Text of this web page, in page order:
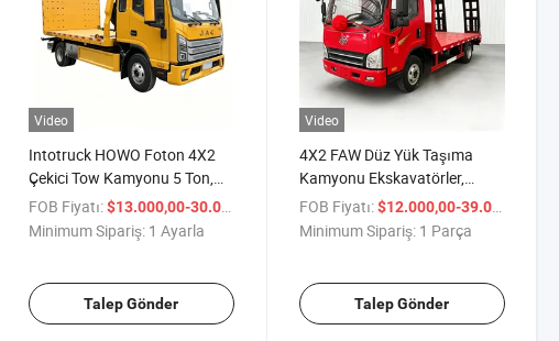
/ Parça
Video
Intotruck HOWO Foton 4X2
Çekici Tow Kamyonu 5 Ton,
JAC Kurtarma Kamyonu Düz
Yataklı, 160HP Euro VI Motor
Yol Yardımı için
FOB Fiyatı: $13.000,00-30.000,00
/ Ayarla
Minimum Sipariş: 1 Ayarla
Talep Gönder
Video
4X2 FAW Düz Yük Taşıma
Kamyonu Ekskavatörler,
Kurtarıcılar ve Platform
Kamyonu Yüklemek İçin
FOB Fiyatı: $12.000,00-39.000,00
Minimum Sipariş: 1 Parça
Talep Gönder